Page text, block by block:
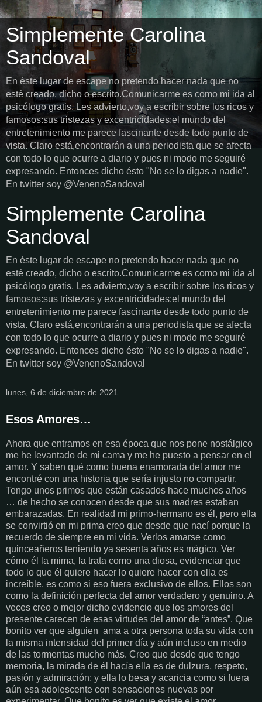
Simplemente Carolina
Sandoval
En éste lugar de escape no pretendo hacer nada que no
esté creado, dicho o escrito.Comunicarme es como mi ida al
psicólogo gratis. Les advierto,voy a escribir sobre los ricos y
famosos:sus tristezas y excentricidades;el mundo del
entretenimiento me parece fascinante desde todo punto de
vista. Claro está,encontrarán a una periodista que se afecta
con todo lo que ocurre a diario y pues ni modo me seguiré
expresando. Entonces dicho ésto "No se lo digas a nadie".
En twitter soy @VenenoSandoval
Simplemente Carolina
Sandoval
En éste lugar de escape no pretendo hacer nada que no
esté creado, dicho o escrito.Comunicarme es como mi ida al
psicólogo gratis. Les advierto,voy a escribir sobre los ricos y
famosos:sus tristezas y excentricidades;el mundo del
entretenimiento me parece fascinante desde todo punto de
vista. Claro está,encontrarán a una periodista que se afecta
con todo lo que ocurre a diario y pues ni modo me seguiré
expresando. Entonces dicho ésto "No se lo digas a nadie".
En twitter soy @VenenoSandoval
lunes, 6 de diciembre de 2021
Esos Amores…
Ahora que entramos en esa época que nos pone nostálgico
me he levantado de mi cama y me he puesto a pensar en el
amor. Y saben qué como buena enamorada del amor me
encontré con una historia que sería injusto no compartir.
Tengo unos primos que están casados hace muchos años
… de hecho se conocen desde que sus madres estaban
embarazadas. En realidad mi primo-hermano es él, pero ella
se convirtió en mi prima creo que desde que nací porque la
recuerdo de siempre en mi vida. Verlos amarse como
quinceañeros teniendo ya sesenta años es mágico. Ver
cómo él la mima, la trata como una diosa, evidenciar que
todo lo que él quiere hacer lo quiere hacer con ella es
increíble, es como si eso fuera exclusivo de ellos. Ellos son
como la definición perfecta del amor verdadero y genuino. A
veces creo o mejor dicho evidencio que los amores del
presente carecen de esas virtudes del amor de “antes”. Que
bonito ver que alguien ama a otra persona toda su vida con
la misma intensidad del primer día y aún incluso en medio
de las tormentas mucho más. Creo que desde que tengo
memoria, la mirada de él hacía ella es de dulzura, respeto,
pasión y admiración; y ella lo besa y acaricia como si fuera
aún esa adolescente con sensaciones nuevas por